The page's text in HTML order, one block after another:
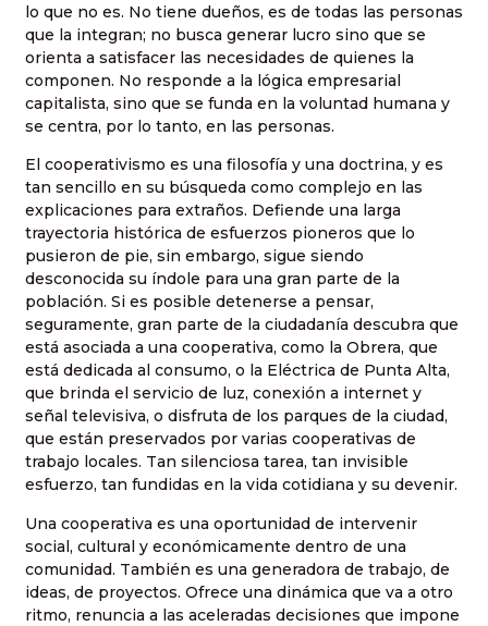
lo que no es. No tiene dueños, es de todas las personas
que la integran; no busca generar lucro sino que se
orienta a satisfacer las necesidades de quienes la
componen. No responde a la lógica empresarial
capitalista, sino que se funda en la voluntad humana y
se centra, por lo tanto, en las personas.
El cooperativismo es una filosofía y una doctrina, y es
tan sencillo en su búsqueda como complejo en las
explicaciones para extraños. Defiende una larga
trayectoria histórica de esfuerzos pioneros que lo
pusieron de pie, sin embargo, sigue siendo
desconocida su índole para una gran parte de la
población. Si es posible detenerse a pensar,
seguramente, gran parte de la ciudadanía descubra que
está asociada a una cooperativa, como la Obrera, que
está dedicada al consumo, o la Eléctrica de Punta Alta,
que brinda el servicio de luz, conexión a internet y
señal televisiva, o disfruta de los parques de la ciudad,
que están preservados por varias cooperativas de
trabajo locales. Tan silenciosa tarea, tan invisible
esfuerzo, tan fundidas en la vida cotidiana y su devenir.
Una cooperativa es una oportunidad de intervenir
social, cultural y económicamente dentro de una
comunidad. También es una generadora de trabajo, de
ideas, de proyectos. Ofrece una dinámica que va a otro
ritmo, renuncia a las aceleradas decisiones que impone